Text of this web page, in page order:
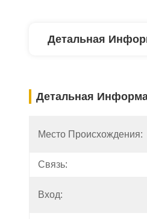
Детальная
Детальная
Место Происхождения:
Связь:
Вход: